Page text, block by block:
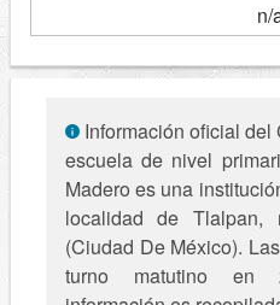
n/
Información oficial del
escuela de nivel
Madero es una
localidad de Tlalpan,
(Ciudad De México).
turno matutino en